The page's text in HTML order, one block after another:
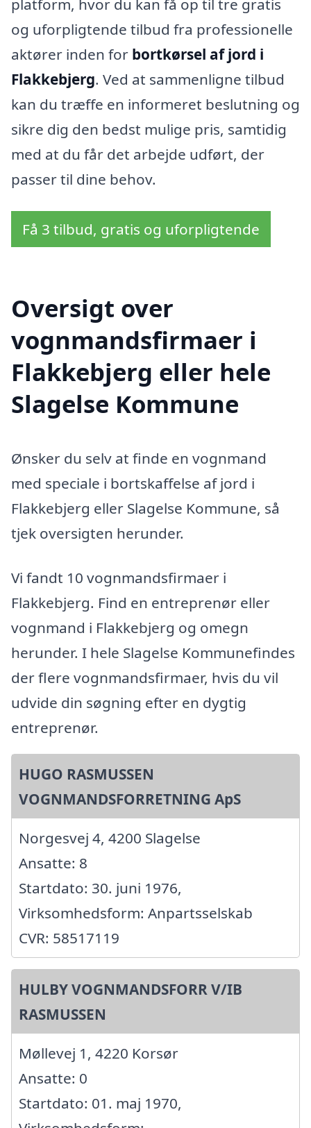
platform, hvor du kan få op til tre gratis
og uforpligtende tilbud fra professionelle
aktører inden for bortkørsel af jord i
Flakkebjerg. Ved at sammenligne tilbud
kan du træffe en informeret beslutning og
sikre dig den bedst mulige pris, samtidig
med at du får det arbejde udført, der
passer til dine behov.
Få 3 tilbud, gratis og uforpligtende
Oversigt over
vognmandsfirmaer i
Flakkebjerg eller hele
Slagelse Kommune
Ønsker du selv at finde en vognmand
med speciale i bortskaffelse af jord i
Flakkebjerg eller Slagelse Kommune, så
tjek oversigten herunder.
Vi fandt 10 vognmandsfirmaer i
Flakkebjerg. Find en entreprenør eller
vognmand i Flakkebjerg og omegn
herunder. I hele Slagelse Kommunefindes
der flere vognmandsfirmaer, hvis du vil
udvide din søgning efter en dygtig
entreprenør.
HUGO RASMUSSEN
VOGNMANDSFORRETNING ApS
Norgesvej 4, 4200 Slagelse
Ansatte: 8
Startdato: 30. juni 1976,
Virksomhedsform: Anpartsselskab
CVR: 58517119
HULBY VOGNMANDSFORR V/IB
RASMUSSEN
Møllevej 1, 4220 Korsør
Ansatte: 0
Startdato: 01. maj 1970,